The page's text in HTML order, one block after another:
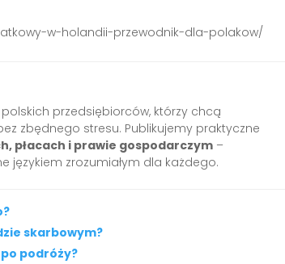
w-holandii-przewodnik-dla-polakow/
przedsiębiorców, którzy chcą
zbędnego stresu. Publikujemy praktyczne
płacach i prawie gospodarczym –
językiem zrozumiałym dla każdego.
skarbowym?
podróży?